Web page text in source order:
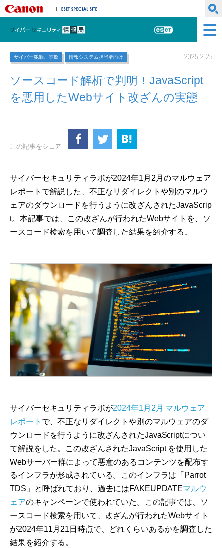
キヤノンマーケティングジャパン株式会社
サイバーセキュリティ情報局
ESET
サイバー犯罪、詐欺 情報システム担当者向け 2025.2.25
ソースコード解析で判明！JavaScript
を悪用したWebサイト改ざんの実態
この記事をシェア
サイバーセキュリティラボが2024年1月2月のマルウェア
レポートで解説した、不正なリダイレクトや別のマルウ
ェアのダウンロードを行うように改ざんされたJavaScrip
t。本記事では、この改ざんが行われたWebサイトを、ソ
ースコード検索を用いて調査した結果を紹介する。
サイバーセキュリティラボが2024年1月2月 マルウェア
レポート で、不正なリダイレクトや別のマルウェアのダ
ウンロードを行うように改ざんされたJavaScriptについ
て解説をした。この改ざんされたJavaScript を使用した
Webサーバー群によって悪意のあるコンテンツを配布す
るインフラが形成されている。このインフラは「Parrot
TDS」と呼ばれており、過去にはFAKEUPDATEマルウ
ェアのキャンペーンで使われていた。この記事では、ソ
ースコード検索を用いて、改ざんが行われたWebサイト
が2024年11月21日時点で、どれくらいあるかを調査した
結果を紹介する。